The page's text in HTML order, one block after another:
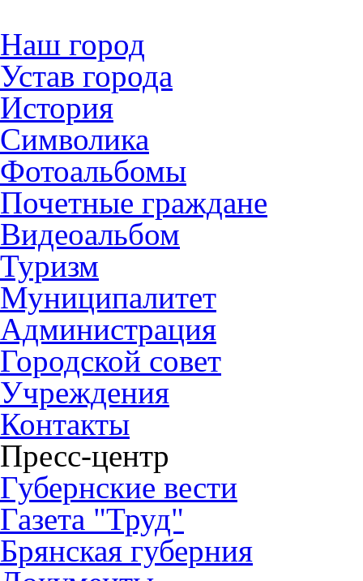
Наш город
Устав города
История
Символика
Фотоальбомы
Почетные граждане
Видеоальбом
Туризм
Муниципалитет
Администрация
Городской совет
Учреждения
Контакты
Пресс-центр
Губернские вести
Газета "Труд"
Брянская губерния